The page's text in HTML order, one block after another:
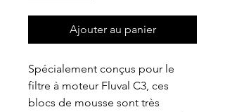
Ajouter au panier
Spécialement conçus pour le
filtre à moteur Fluval C3, ces
blocs de mousse sont très